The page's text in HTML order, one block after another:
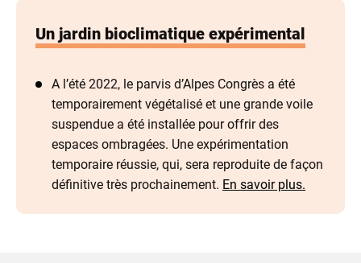
Un jardin bioclimatique expérimental
A l’été 2022, le parvis d’Alpes Congrès a été
temporairement végétalisé et une grande voile
suspendue a été installée pour offrir des
espaces ombragées. Une expérimentation
temporaire réussie, qui, sera reproduite de façon
définitive très prochainement. En savoir plus.